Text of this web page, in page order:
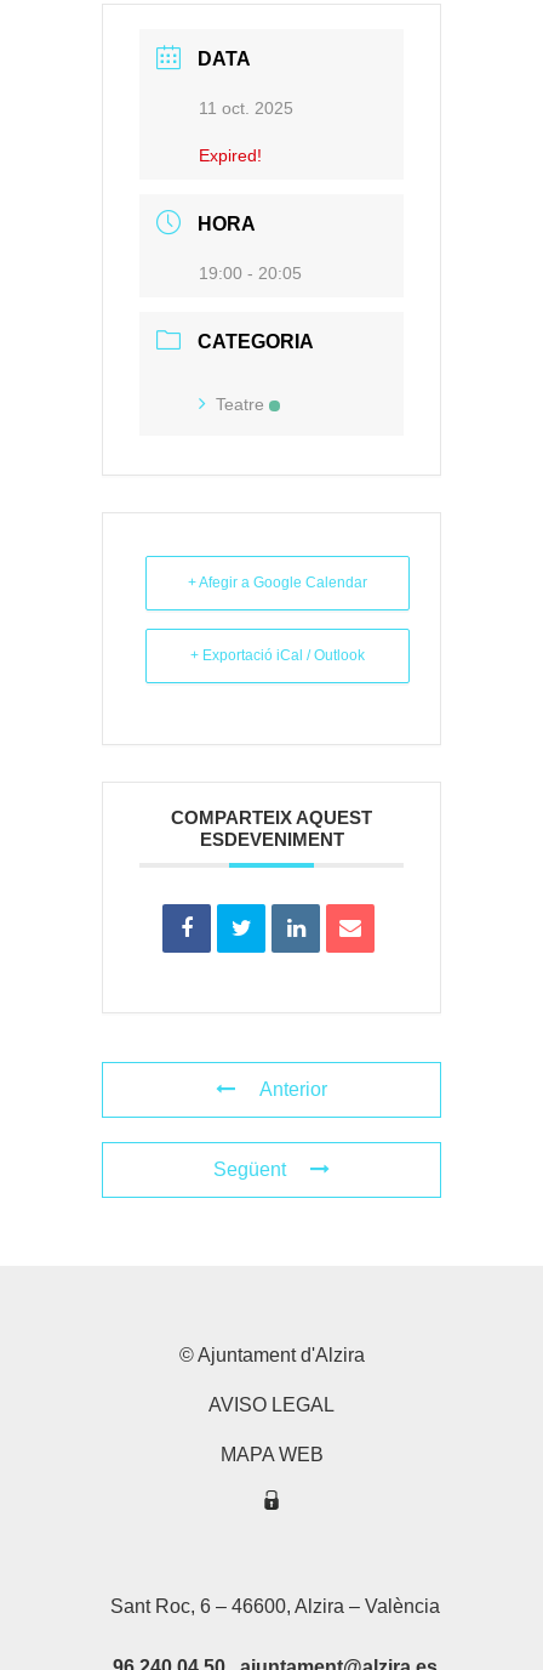
DATA
11 oct. 2025
Expired!
HORA
19:00 - 20:05
CATEGORIA
Teatre
+ Afegir a Google Calendar
+ Exportació iCal / Outlook
COMPARTEIX AQUEST
ESDEVENIMENT
Anterior
Següent
© Ajuntament d'Alzira
AVISO LEGAL
MAPA WEB
Sant Roc, 6 – 46600, Alzira – València